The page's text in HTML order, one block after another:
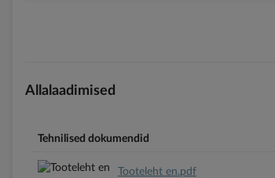
Allalaadimised
Tehnilised dokumendid
Tooteleht en.pdf